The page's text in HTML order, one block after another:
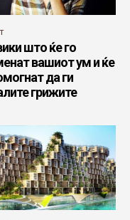
што ќе го
вашиот ум и ќе
да ги
грижите